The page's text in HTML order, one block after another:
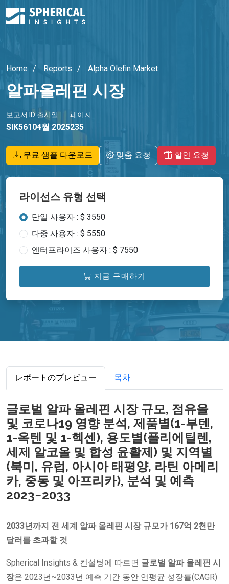
Home Reports Alpha Olefin Market
알파올레핀 시장
보고서 ID
SIK5610
출시일
4월 2025
페이지
235
무료 샘플 다운로드 맞춤 요청 할인 요청
라이선스 유형 선택
단일 사용자 : $ 3550
다중 사용자 : $ 5550
엔터프라이즈 사용자 : $ 7550
지금 구매하기
レポートのプレビュー 목차
글로벌 알파 올레핀 시장 규모, 점유율
및 코로나19 영향 분석, 제품별(1-부텐,
1-옥텐 및 1-헥센), 용도별(폴리에틸렌,
세제 알코올 및 합성 윤활제) 및 지역별
(북미, 유럽, 아시아 태평양, 라틴 아메리
카, 중동 및 아프리카), 분석 및 예측
2023~2033
2033년까지 전 세계 알파 올레핀 시장 규모가 167억 2천만
달러를 초과할 것
Spherical Insights & 컨설팅에 따르면 글로벌 알파 올레핀 시
장은 2023년~2033년 예측 기간 동안 연평균 성장률(CAGR)